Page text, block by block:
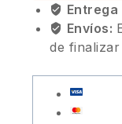
Entrega
Envíos:
de